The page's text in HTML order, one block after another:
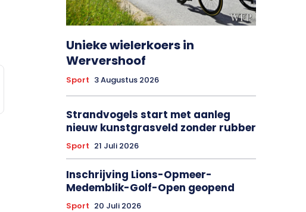
Unieke wielerkoers in
Wervershoof
Sport 3 Augustus 2026
Strandvogels start met aanleg
nieuw kunstgrasveld zonder rubber
Sport 21 Juli 2026
Inschrijving Lions-Opmeer-
Medemblik-Golf-Open geopend
Sport 20 Juli 2026